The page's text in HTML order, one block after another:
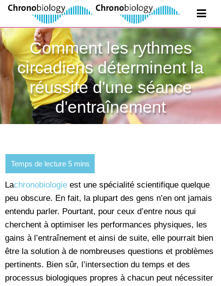
Comment les rythmes
circadiens déterminent la
réussite d'une séance
d'entraînement
Lachronobiologie est une spécialité scientifique quelque
peu obscure. En fait, la plupart des gens n’en ont jamais
entendu parler. Pourtant, pour ceux d’entre nous qui
cherchent à optimiser les performances physiques, les
gains à l’entraînement et ainsi de suite, elle pourrait bien
être la solution à de nombreuses questions et problèmes
pertinents. Bien sûr, l’intersection du temps et des
processus biologiques propres à chacun peut nécessiter